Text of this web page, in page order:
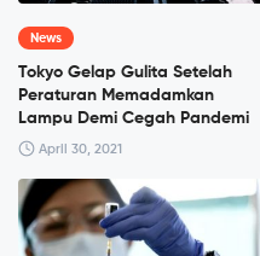
News
Tokyo Gelap Gulita Setelah
Peraturan Memadamkan
Lampu Demi Cegah Pandemi
April 30, 2021